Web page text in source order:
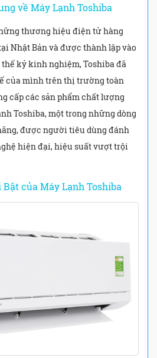
về Máy Lạnh Toshiba
thương hiệu điện tử hàng
Nhật Bản và được thành lập vào
thế kỷ kinh nghiệm, Toshiba đã
của mình trên thị trường toàn
cấp các sản phẩm chất lượng
Toshiba, một trong những dòng
được người tiêu dùng đánh
hiện đại, hiệu suất vượt trội
của Máy Lạnh Toshiba